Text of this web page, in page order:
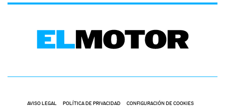
AVISO LEGAL POLÍTICA DE PRIVACIDAD CONFIGURACIÓN DE COOKIES